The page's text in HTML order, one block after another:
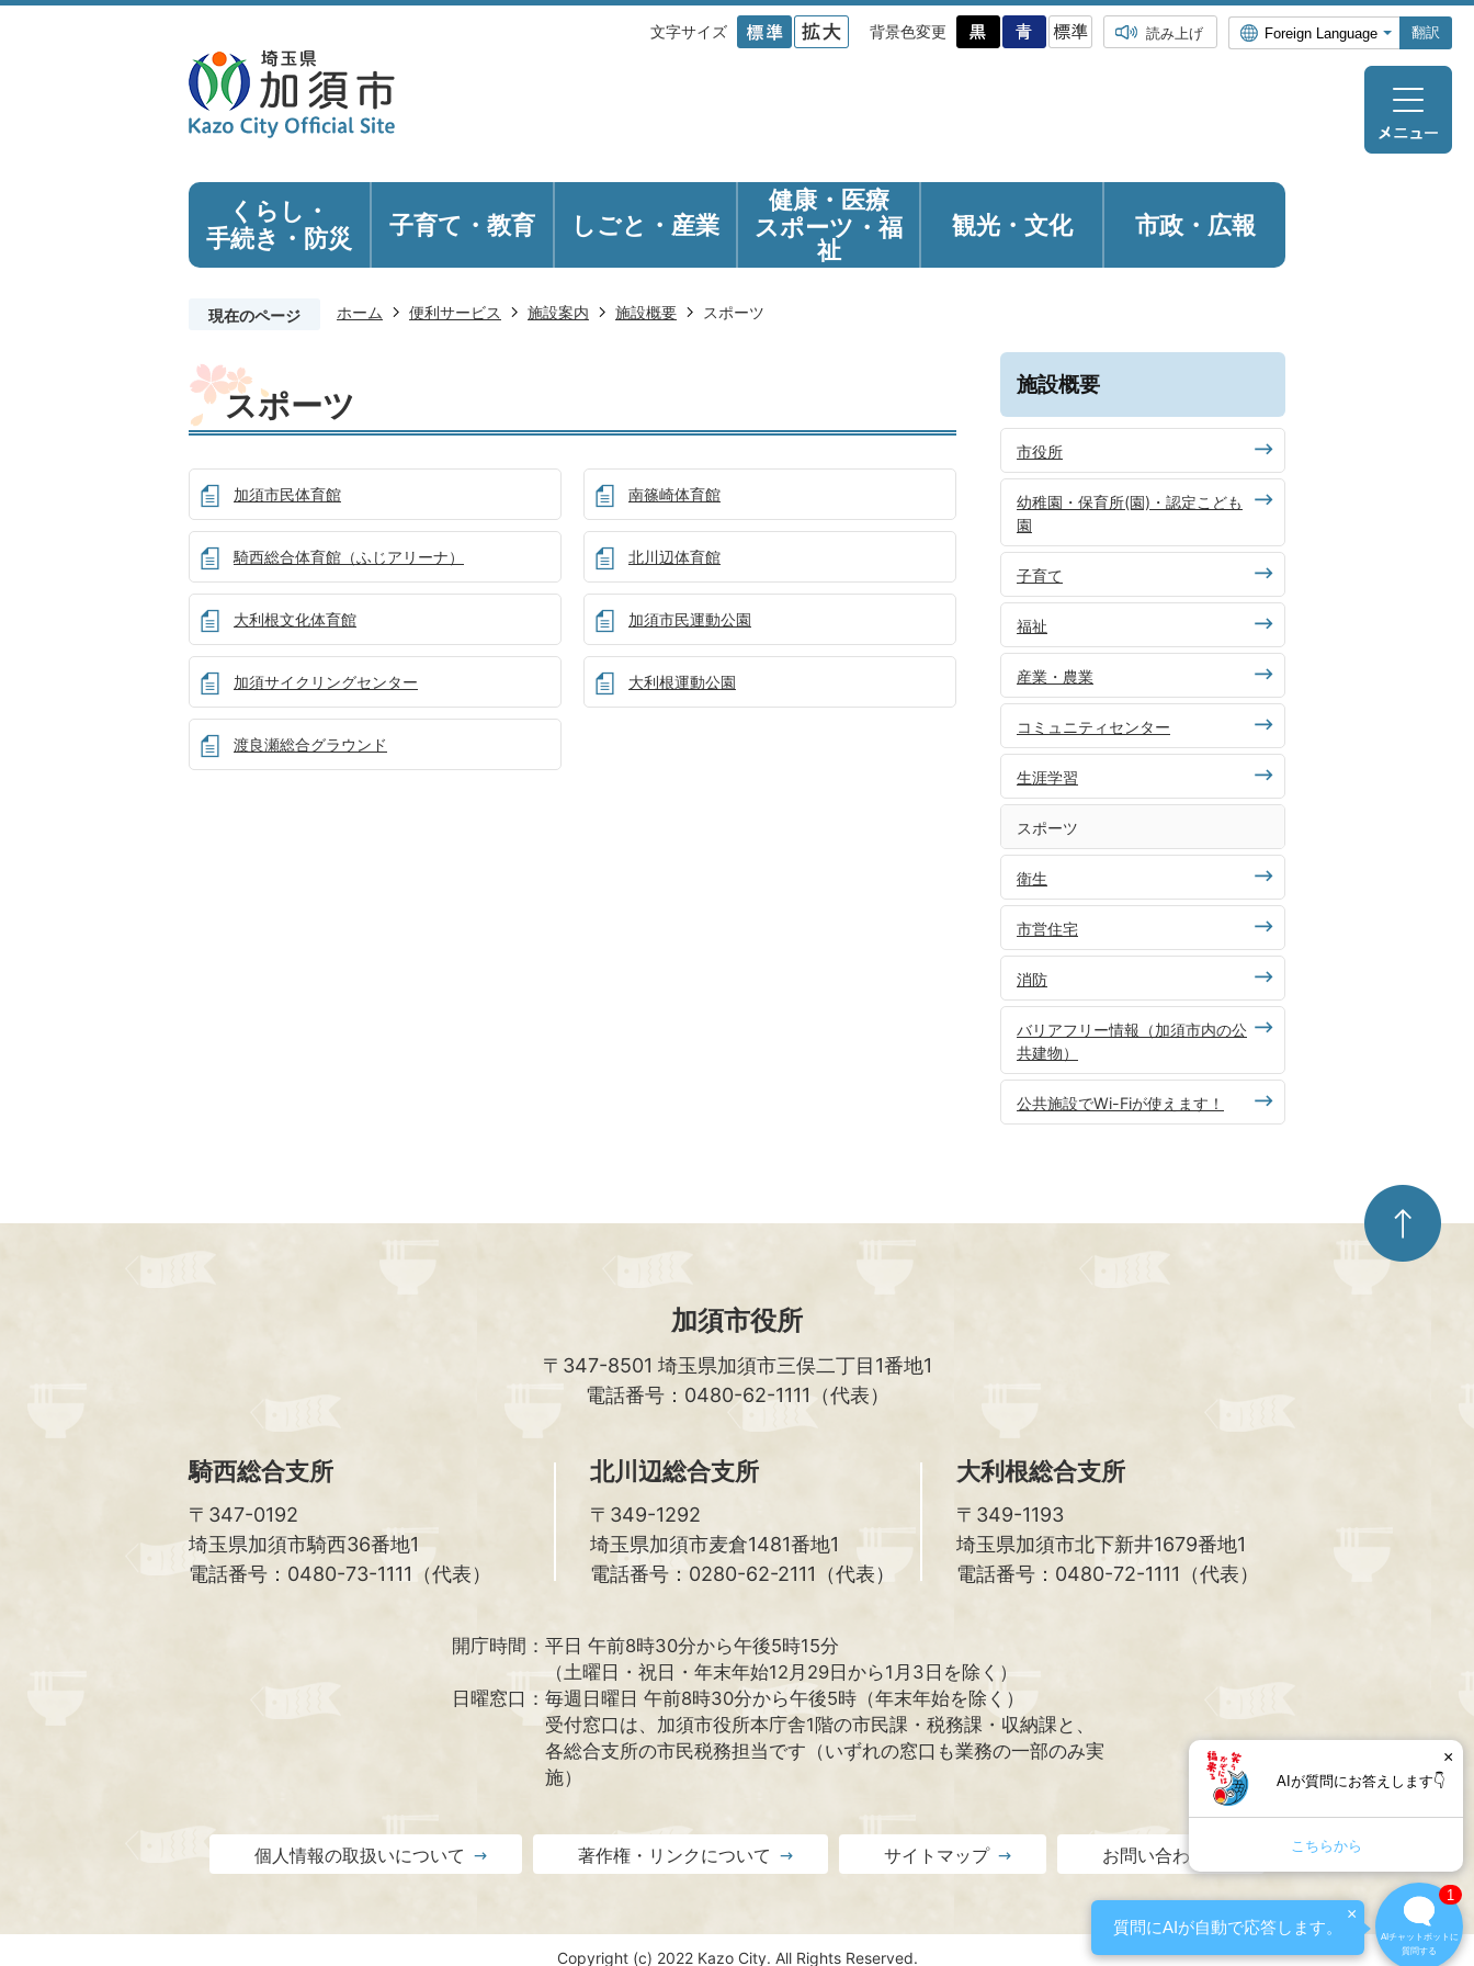
文字サイズ 背景色変更 読み上げ 翻訳
くらし・
手続き ・防災 子育て・教育 しごと・産業
健康・医療
スポーツ・福
祉
観光・ 文化 市政・広報
現在のページ ホーム 便利サービス 施設案内 施設概要 スポーツ
スポーツ
加須市民体育館 南篠崎体育館
騎西総合体育館（ふじアリーナ） 北川辺体育館
大利根文化体育館 加須市民運動公園
加須サイクリングセンター 大利根運動公園
渡良瀬総合グラウンド
施設概要
市役所
幼稚園・保育所(園)・認定こども
園
子育て
福祉
産業・農業
コミュニティセンター
生涯学習
スポーツ
衛生
市営住宅
消防
バリアフリー情報（加須市内の公
共建物）
公共施設でWi-Fiが使えます！
ペ
ー
ジ
加須市役所
〒347-8501 埼玉県加須市三俣二丁目1番地1
電話番号：0480-62-1111（代表）
騎西総合支所
〒347-0192
埼玉県加須市騎西36番地1
電話番号：0480-73-1111（代表）
北川辺総合支所
〒349-1292
埼玉県加須市麦倉1481番地1
電話番号：0280-62-2111（代表）
大利根総合支所
〒349-1193
埼玉県加須市北下新井1679番地1
電話番号：0480-72-1111（代表）
開庁時間： 平日 午前8時30分から午後5時15分
（土曜日・祝日・年末年始12月29日から1月3日を除く）
日曜窓口： 毎週日曜日 午前8時30分から午後5時（年末年始を除く）
受付窓口は、加須市役所本庁舎1階の市民課・税務課・収納課と、
各総合支所の市民税務担当です（いずれの窓口も業務の一部のみ実
施）
個人情報の取扱いについて 著作権・リンクについて サイトマップ お問い合わせ
Copyright (c) 2022 Kazo City. All Rights Reserved.
AIが質問にお答えします👇
こちらから
×
質問にAIが自動で応答します。
×
AIチャットボットに
質問する
1